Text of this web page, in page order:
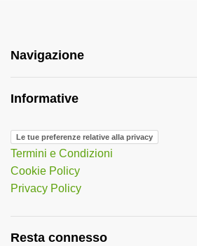
Navigazione
Informative
Le tue preferenze relative alla privacy
Termini e Condizioni
Cookie Policy
Privacy Policy
Resta connesso